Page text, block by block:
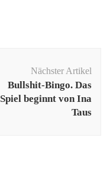
Nächster Artikel
Bullshit-Bingo. Das
Spiel beginnt von Ina
Taus